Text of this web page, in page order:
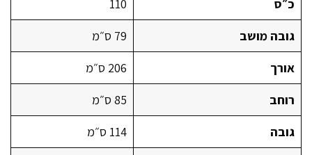
כ״ס
110
גובה מושב
79 ס״מ
אורך
206 ס״מ
רוחב
85 ס״מ
גובה
114 ס״מ